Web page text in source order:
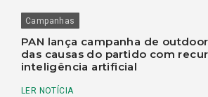
Campanhas
PAN lança campanha de
das causas do partido com
inteligência artificial
LER NOTÍCIA